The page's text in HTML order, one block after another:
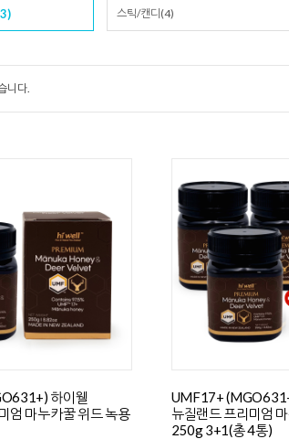
스틱/캔디(4)
니다.
하이웰
엄 마누카꿀 위드 녹용
UMF17+
뉴질랜드 프리미엄
250g 3+1(총 4통)